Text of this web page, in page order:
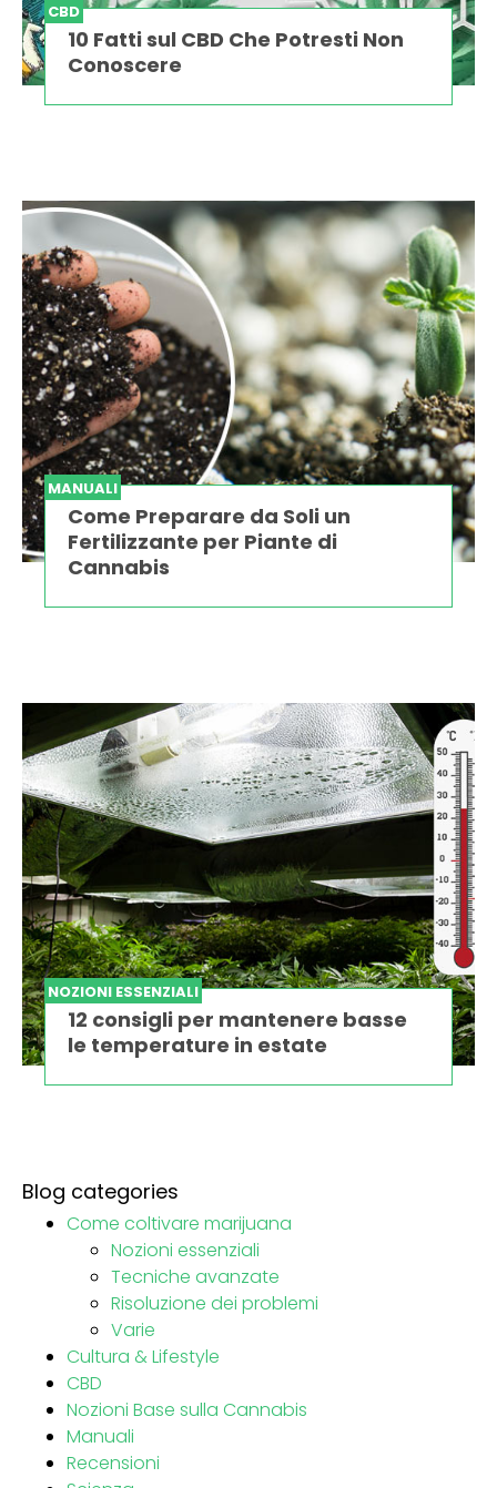
CBD
10 Fatti sul CBD Che Potresti Non
Conoscere
MANUALI
Come Preparare da Soli un
Fertilizzante per Piante di
Cannabis
NOZIONI ESSENZIALI
12 consigli per mantenere basse
le temperature in estate
Blog categories
Come coltivare marijuana
Nozioni essenziali
Tecniche avanzate
Risoluzione dei problemi
Varie
Cultura & Lifestyle
CBD
Nozioni Base sulla Cannabis
Manuali
Recensioni